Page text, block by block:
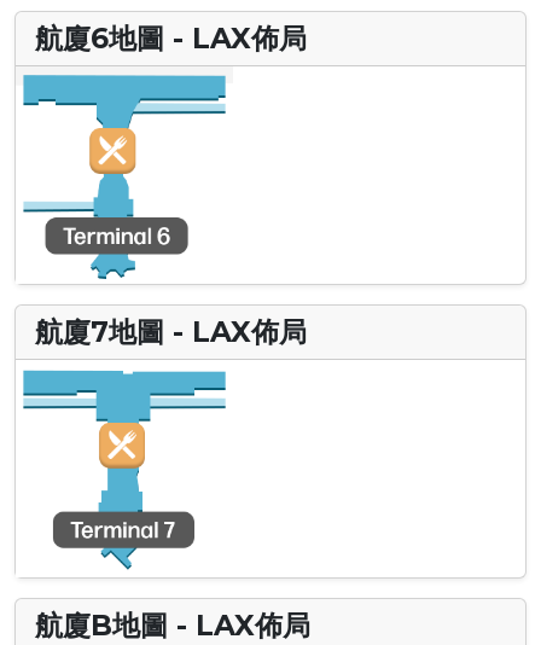
航廈6地圖 - LAX佈局
航廈7地圖 - LAX佈局
航廈B地圖 - LAX佈局